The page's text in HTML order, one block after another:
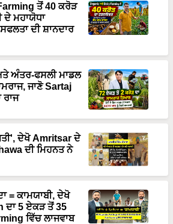
ਤੋਂ 40 ਕਰੋੜ
ਦੇ ਮਹਾਯੋਧਾ
ਦੀ ਸ਼ਾਨਦਾਰ
ਅੰਤਰ-ਫਸਲੀ ਮਾਡਲ
ਜਾਣੋ Sartaj
ਰਾਜ
ਦੇਖੋ Amritsar ਦੇ
ਦੀ ਮਿਹਨਤ ਨੇ
= ਕਾਮਯਾਬੀ, ਦੇਖੋ
ਦਾ 5 ਏਕੜ ਤੋਂ 35
ਵਿੱਚ ਲਾਜਵਾਬ